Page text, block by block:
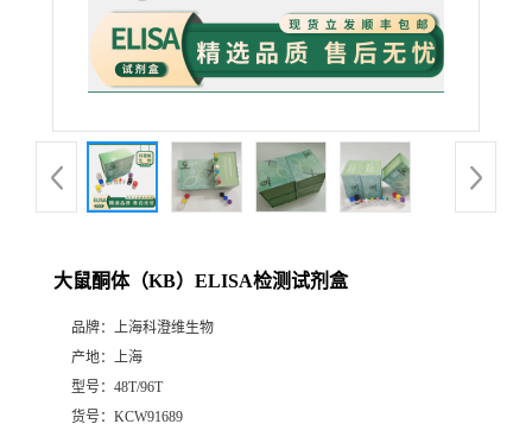
大鼠酮体（KB）ELISA检测试剂盒
品牌：
上海科澄维生物
产地：
上海
型号： 48T/96T
货号： KCW91689